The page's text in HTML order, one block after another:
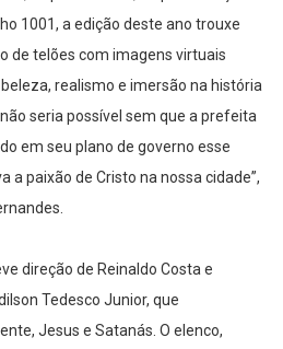
1001, a edição deste ano trouxe
de telões com imagens virtuais
realismo e imersão na história
seria possível sem que a prefeita
em seu plano de governo esse
a paixão de Cristo na nossa cidade”,
direção de Reinaldo Costa e
Tedesco Junior, que
Jesus e Satanás. O elenco,